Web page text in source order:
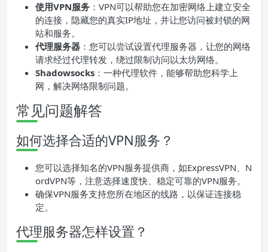
使用VPN服务 ：VPN可以帮助您在加密网络上建立安全
的连接，隐藏您的真实IP地址，并让您访问被封锁的网
站和服务。
代理服务器 ：您可以尝试设置代理服务器，让您的网络
请求经过代理转发，绕过限制访问以太坊网络。
Shadowsocks ：一种代理软件，能够帮助您科学上
网，解决网络限制问题。
常见问题解答
如何选择合适的VPN服务？
您可以选择知名的VPN服务提供商，如ExpressVPN、N
ordVPN等，注意选择速度快、稳定可靠的VPN服务。
确保VPN服务支持您所在地区的线路，以保证连接稳
定。
代理服务器怎样设置？